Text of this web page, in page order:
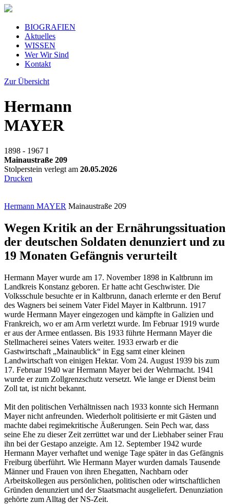
BIOGRAFIEN
Aktuelles
WISSEN
Wer Wir Sind
Kontakt
Zur Übersicht
Hermann
MAYER
1898 - 1967 I
Mainaustraße 209
Stolperstein verlegt am 20.05.2026
Drucken
Hermann MAYER Mainaustraße 209
Wegen Kritik an der Ernährungssituation
der deutschen Soldaten denunziert und zu
19 Monaten Gefängnis verurteilt
Hermann Mayer wurde am 17. November 1898 in Kaltbrunn im
Landkreis Konstanz geboren. Er hatte acht Geschwister. Die
Volksschule besuchte er in Kaltbrunn, danach erlernte er den Beruf
des Wagners bei seinem Vater Fidel Mayer in Kaltbrunn. 1917
wurde Hermann Mayer eingezogen und kämpfte in Galizien und
Frankreich, wo er am Arm verletzt wurde. Im Februar 1919 wurde
er aus der Armee entlassen. Bis 1933 führte Hermann Mayer die
Stellmacherei seines Vaters weiter. 1933 erwarb er die
Gastwirtschaft „Mainaublick“ in Egg samt einer kleinen
Landwirtschaft von einigen Hektar. Vom 24. August 1939 bis zum
17. Februar 1940 war Hermann Mayer bei der Wehrmacht. 1941
wurde er zum Zollgrenzschutz versetzt. Wie lange er Dienst beim
Zoll tat, ist nicht bekannt.
Mit den politischen Verhältnissen nach 1933 konnte sich Hermann
Mayer nicht anfreunden. Wiederholt politisierte er mit Gästen und
machte dabei regimekritische Äußerungen. Sein Pech war, dass
seine Ehe zu dieser Zeit zerrüttet war und der Liebhaber seiner Frau
ihn bei der Gestapo anzeigte. Am 12. September 1942 wurde
Hermann Mayer verhaftet und wenige Tage später in das Gefängnis
Freiburg überführt. Wie Hermann Mayer wurden damals Tausende
Männer und Frauen von ihren Ehegatten, Nachbarn oder
Arbeitskollegen aus persönlichen, politischen oder wirtschaftlichen
Gründen denunziert und der Staatsmacht ausgeliefert. Denunziation
gehörte zum Alltag der NS-Zeit.